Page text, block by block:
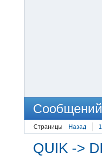
Сообщений
Страницы Назад 1
QUIK ->